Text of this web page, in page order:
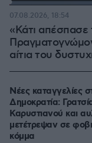
«Κάτι
αίτια του
07.08.2026, 18:54
Νέες καταγγελίες
Δημοκρατία:
Καρυστιανού και
μετέτρεψαν σε
κόμμα